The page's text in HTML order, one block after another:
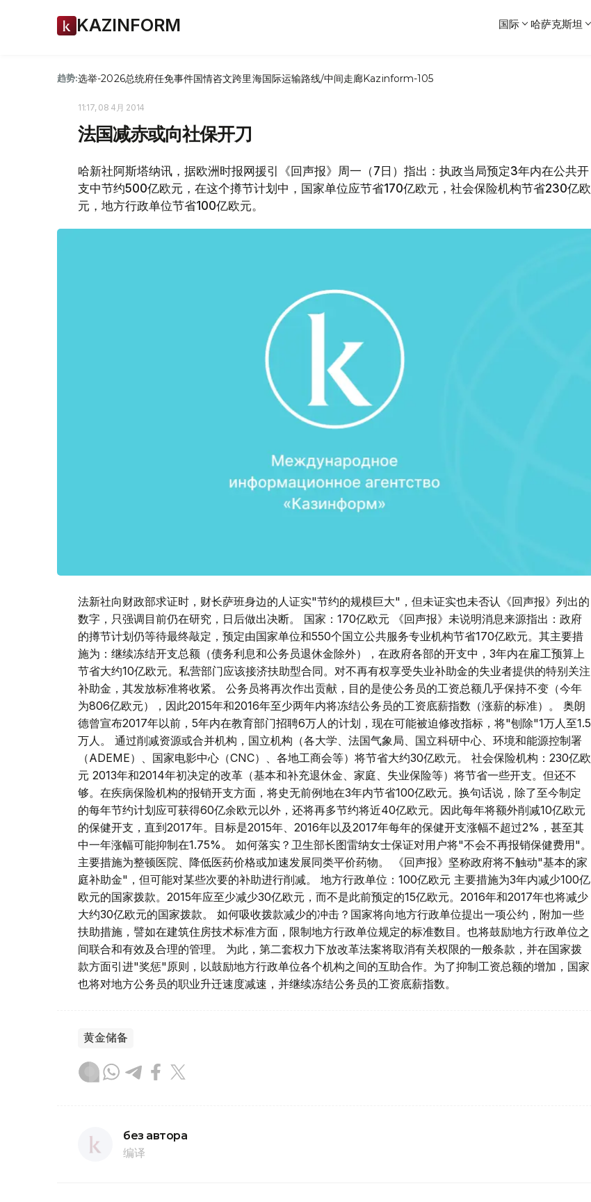
KAZINFORM 国际 哈萨克斯坦
趋势:选举-2026总统府任免事件国情咨文跨里海国际运输路线/中间走廊Kazinform-105
11:17, 08 4月 2014
法国减赤或向社保开刀
哈新社阿斯塔纳讯，据欧洲时报网援引《回声报》周一（7日）指出：执政当局预定3年内在公共开
支中节约500亿欧元，在这个撙节计划中，国家单位应节省170亿欧元，社会保险机构节省230亿欧
元，地方行政单位节省100亿欧元。
法新社向财政部求证时，财长萨班身边的人证实"节约的规模巨大"，但未证实也未否认《回声报》列出的
数字，只强调目前仍在研究，日后做出决断。 国家：170亿欧元 《回声报》未说明消息来源指出：政府
的撙节计划仍等待最终敲定，预定由国家单位和550个国立公共服务专业机构节省170亿欧元。其主要措
施为：继续冻结开支总额（债务利息和公务员退休金除外），在政府各部的开支中，3年内在雇工预算上
节省大约10亿欧元。私营部门应该接济扶助型合同。对不再有权享受失业补助金的失业者提供的特别关注
补助金，其发放标准将收紧。 公务员将再次作出贡献，目的是使公务员的工资总额几乎保持不变（今年
为806亿欧元），因此2015年和2016年至少两年内将冻结公务员的工资底薪指数（涨薪的标准）。 奥朗
德曾宣布2017年以前，5年内在教育部门招聘6万人的计划，现在可能被迫修改指标，将"刨除"1万人至1.5
万人。 通过削减资源或合并机构，国立机构（各大学、法国气象局、国立科研中心、环境和能源控制署
（ADEME）、国家电影中心（CNC）、各地工商会等）将节省大约30亿欧元。 社会保险机构：230亿欧
元 2013年和2014年初决定的改革（基本和补充退休金、家庭、失业保险等）将节省一些开支。但还不
够。在疾病保险机构的报销开支方面，将史无前例地在3年内节省100亿欧元。换句话说，除了至今制定
的每年节约计划应可获得60亿余欧元以外，还将再多节约将近40亿欧元。因此每年将额外削减10亿欧元
的保健开支，直到2017年。目标是2015年、2016年以及2017年每年的保健开支涨幅不超过2%，甚至其
中一年涨幅可能抑制在1.75%。 如何落实？卫生部长图雷纳女士保证对用户将"不会不再报销保健费用"。
主要措施为整顿医院、降低医药价格或加速发展同类平价药物。 《回声报》坚称政府将不触动"基本的家
庭补助金"，但可能对某些次要的补助进行削减。 地方行政单位：100亿欧元 主要措施为3年内减少100亿
欧元的国家拨款。2015年应至少减少30亿欧元，而不是此前预定的15亿欧元。2016年和2017年也将减少
大约30亿欧元的国家拨款。 如何吸收拨款减少的冲击？国家将向地方行政单位提出一项公约，附加一些
扶助措施，譬如在建筑住房技术标准方面，限制地方行政单位规定的标准数目。也将鼓励地方行政单位之
间联合和有效及合理的管理。 为此，第二套权力下放改革法案将取消有关权限的一般条款，并在国家拨
款方面引进"奖惩"原则，以鼓励地方行政单位各个机构之间的互助合作。为了抑制工资总额的增加，国家
也将对地方公务员的职业升迁速度减速，并继续冻结公务员的工资底薪指数。
黄金储备
без автора
编译